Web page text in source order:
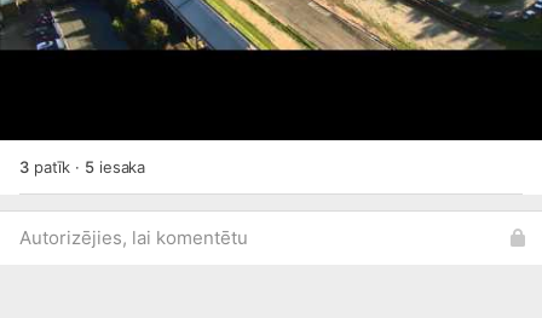
3patīk · 5iesaka
Autorizējies, lai komentētu